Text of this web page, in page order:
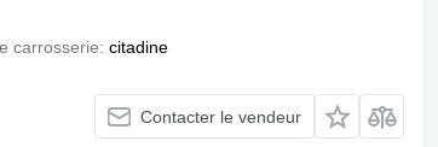
carrosserie citadine
Contacter le vendeur